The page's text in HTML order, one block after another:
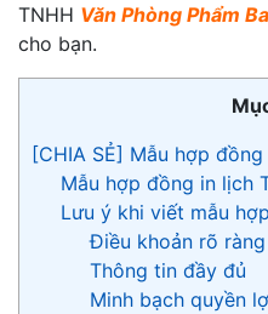
TNHH Văn Phòng Phẩm
cho bạn.
[CHIA SẺ] Mẫu hợp
Mẫu hợp đồng in lịch
Lưu ý khi viết mẫu
Điều khoản rõ ràng
Thông tin đầy đủ
Minh bạch quyền